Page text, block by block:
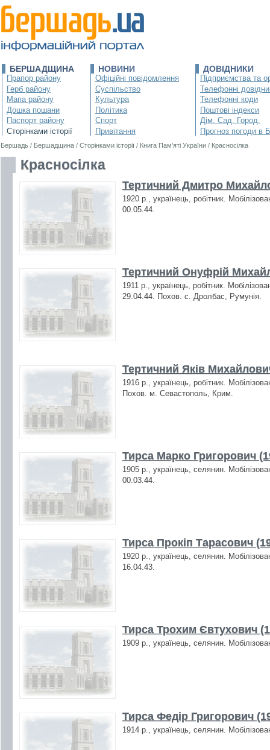
БЕРШАДЩИНА
Прапор району
Герб району
Мапа району
Дошка пошани
Паспорт району
Сторінками історії
НОВИНИ
Офіційні повідомлення
Суспільство
Культура
Політика
Спорт
Привітання
ДОВІДНИКИ
Підприємства та
Телефонні
Телефонні коди
Поштові індекси
Дім. Сад. Город.
Прогноз погоди в
Бершадь / Бершадщина / Сторінками історії / Книга Пам’яті України / Красносілка
Красносілка
Тертичний Дмитро
1920 р., українець, робітник.
00.05.44.
Тертичний Онуфрій
1911 р., українець, робітник.
29.04.44. Похов. с. Дролбас, Румунія.
Тертичний Яків
1916 р., українець, робітник.
Похов. м. Севастополь, Крим.
Тирса Марко Григорович
1905 р., українець, селянин.
00.03.44.
Тирса Прокіп Тарасович
1920 р., українець, селянин.
16.04.43.
Тирса Трохим Євтухович
1909 р., українець, селянин.
Тирса Федір Григорович
1914 р., українець, селянин.